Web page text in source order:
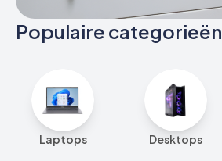
Populaire categorieën
Laptops Desktops